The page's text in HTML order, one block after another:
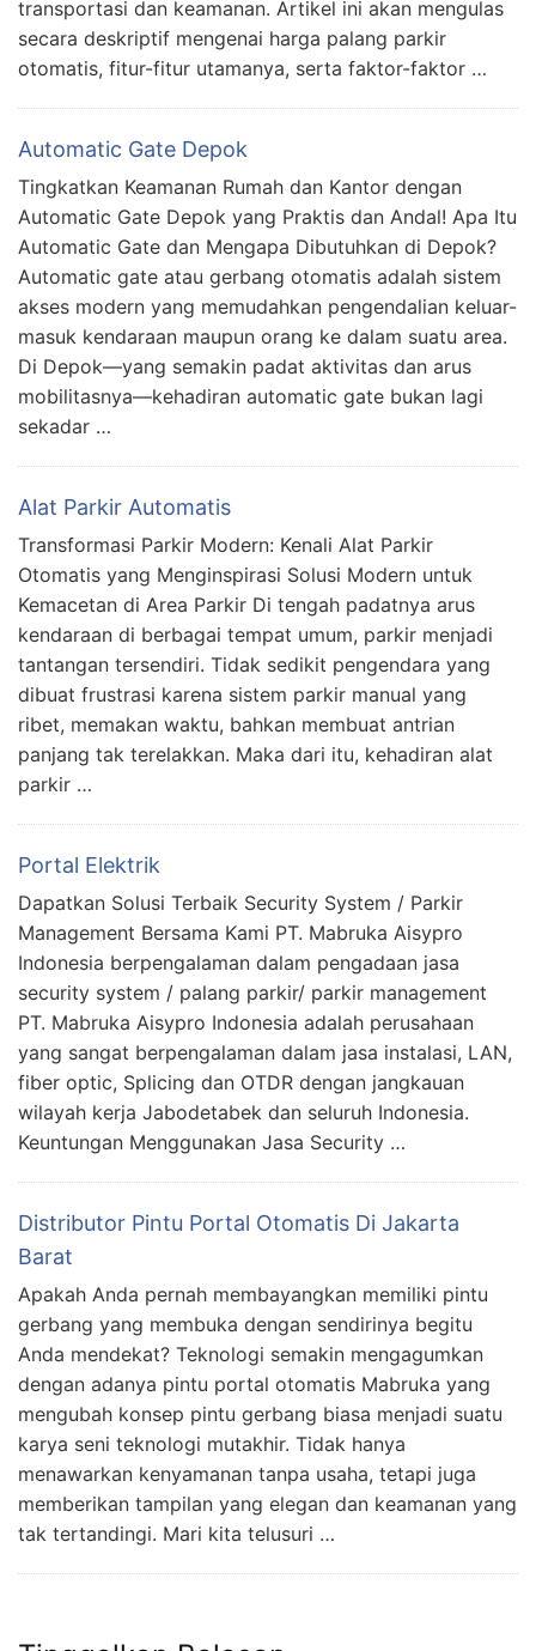
transportasi dan keamanan. Artikel ini akan mengulas
secara deskriptif mengenai harga palang parkir
otomatis, fitur-fitur utamanya, serta faktor-faktor …
Automatic Gate Depok
Tingkatkan Keamanan Rumah dan Kantor dengan
Automatic Gate Depok yang Praktis dan Andal! Apa Itu
Automatic Gate dan Mengapa Dibutuhkan di Depok?
Automatic gate atau gerbang otomatis adalah sistem
akses modern yang memudahkan pengendalian keluar-
masuk kendaraan maupun orang ke dalam suatu area.
Di Depok—yang semakin padat aktivitas dan arus
mobilitasnya—kehadiran automatic gate bukan lagi
sekadar …
Alat Parkir Automatis
Transformasi Parkir Modern: Kenali Alat Parkir
Otomatis yang Menginspirasi Solusi Modern untuk
Kemacetan di Area Parkir Di tengah padatnya arus
kendaraan di berbagai tempat umum, parkir menjadi
tantangan tersendiri. Tidak sedikit pengendara yang
dibuat frustrasi karena sistem parkir manual yang
ribet, memakan waktu, bahkan membuat antrian
panjang tak terelakkan. Maka dari itu, kehadiran alat
parkir …
Portal Elektrik
Dapatkan Solusi Terbaik Security System / Parkir
Management Bersama Kami PT. Mabruka Aisypro
Indonesia berpengalaman dalam pengadaan jasa
security system / palang parkir/ parkir management
PT. Mabruka Aisypro Indonesia adalah perusahaan
yang sangat berpengalaman dalam jasa instalasi, LAN,
fiber optic, Splicing dan OTDR dengan jangkauan
wilayah kerja Jabodetabek dan seluruh Indonesia.
Keuntungan Menggunakan Jasa Security …
Distributor Pintu Portal Otomatis Di Jakarta
Barat
Apakah Anda pernah membayangkan memiliki pintu
gerbang yang membuka dengan sendirinya begitu
Anda mendekat? Teknologi semakin mengagumkan
dengan adanya pintu portal otomatis Mabruka yang
mengubah konsep pintu gerbang biasa menjadi suatu
karya seni teknologi mutakhir. Tidak hanya
menawarkan kenyamanan tanpa usaha, tetapi juga
memberikan tampilan yang elegan dan keamanan yang
tak tertandingi. Mari kita telusuri …